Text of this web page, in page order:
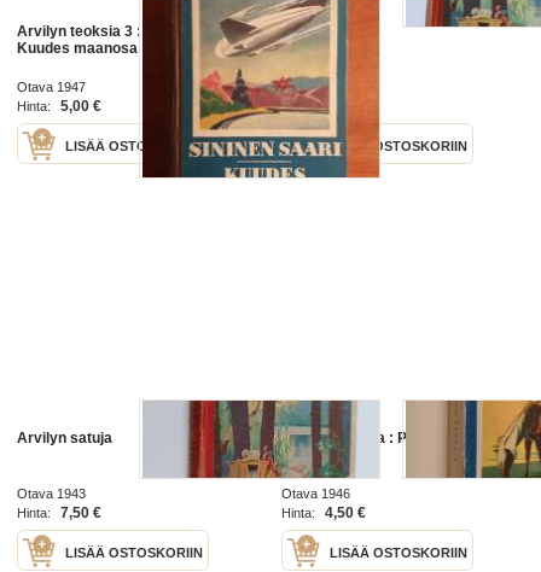
Arvilyn teoksia 3 : Sininen saari ;
Kuudes maanosa
Otava 1947
Hinta:
5,00 €
LISÄÄ OSTOSKORIIN
Arvilyn satuja
Otava 1943
Hinta:
10,50 €
LISÄÄ OSTOSKORIIN
Arvilyn satuja
Otava 1943
Hinta:
7,50 €
LISÄÄ OSTOSKORIIN
Arvilyn teoksia : Pikku Veikko ;
Meren erakot
Otava 1946
Hinta:
4,50 €
LISÄÄ OSTOSKORIIN